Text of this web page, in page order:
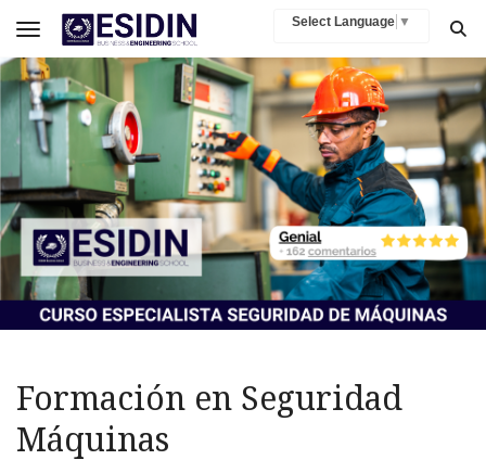
Select Language ▼
Toggle navigation
Formación en Seguridad
Máquinas